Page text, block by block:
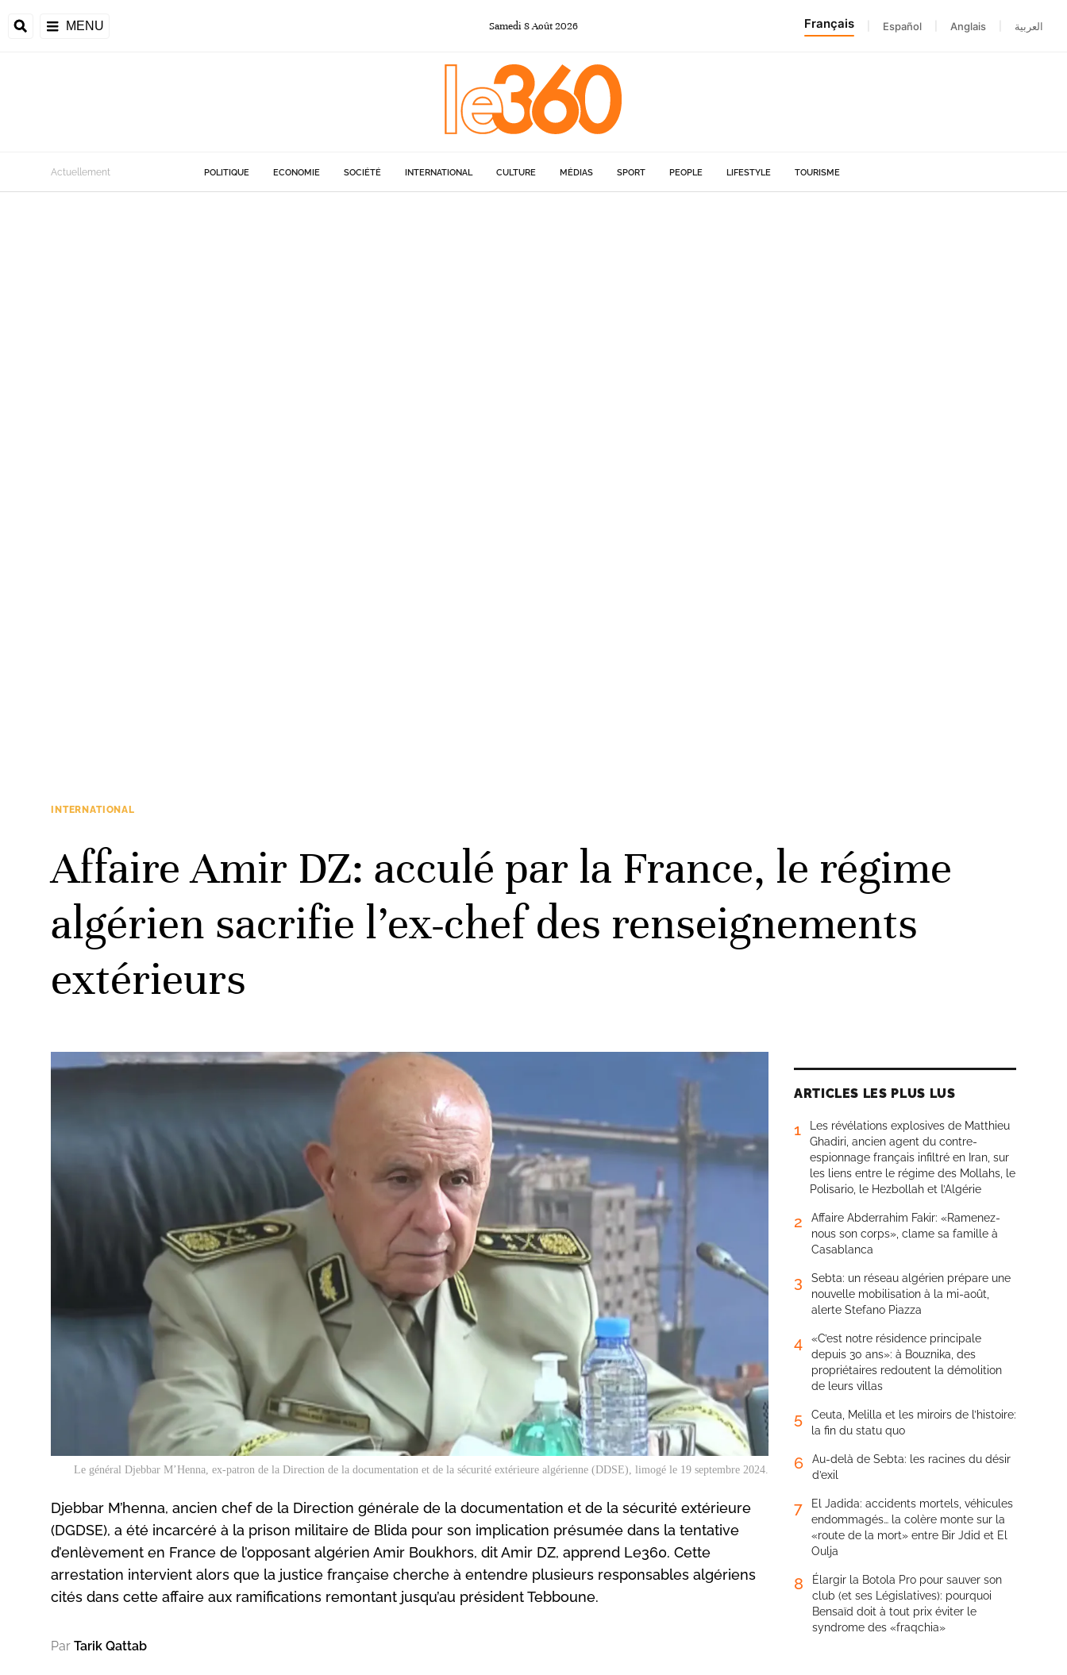
MENU Samedi 8Août2026 Français Español Anglais العربية
Actuellement POLITIQUE ECONOMIE SOCIÉTÉ INTERNATIONAL CULTURE MÉDIAS SPORT PEOPLE LIFESTYLE TOURISME
INTERNATIONAL
Affaire Amir DZ: acculé par la France, le régime
algérien sacrifie l’ex-chef des renseignements
extérieurs
Le général Djebbar M’Henna, ex-patron de la Direction de la documentation et de la sécurité extérieure algérienne (DDSE), limogé le 19 septembre 2024.
Djebbar M’henna, ancien chef de la Direction générale de la documentation et de la sécurité extérieure
(DGDSE), a été incarcéré à la prison militaire de Blida pour son implication présumée dans la tentative
d’enlèvement en France de l’opposant algérien Amir Boukhors, dit Amir DZ, apprend Le360. Cette
arrestation intervient alors que la justice française cherche à entendre plusieurs responsables algériens
cités dans cette affaire aux ramifications remontant jusqu’au président Tebboune.
Par Tarik Qattab
ARTICLES LES PLUS LUS
1
Les révélations explosives de Matthieu
Ghadiri, ancien agent du contre-
espionnage français infiltré en Iran, sur
les liens entre le régime des Mollahs, le
Polisario, le Hezbollah et l’Algérie
2
Affaire Abderrahim Fakir: «Ramenez-
nous son corps», clame sa famille à
Casablanca
3
Sebta: un réseau algérien prépare une
nouvelle mobilisation à la mi-août,
alerte Stefano Piazza
4
«C’est notre résidence principale
depuis 30 ans»: à Bouznika, des
propriétaires redoutent la démolition
de leurs villas
5
Ceuta, Melilla et les miroirs de l’histoire:
la fin du statu quo
6
Au-delà de Sebta: les racines du désir
d’exil
7
El Jadida: accidents mortels, véhicules
endommagés… la colère monte sur la
«route de la mort» entre Bir Jdid et El
Oulja
8
Élargir la Botola Pro pour sauver son
club (et ses Législatives): pourquoi
Bensaïd doit à tout prix éviter le
syndrome des «fraqchia»